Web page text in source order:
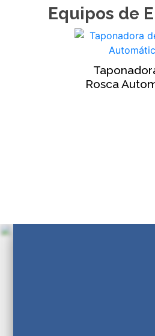
Equipos de
Rosca